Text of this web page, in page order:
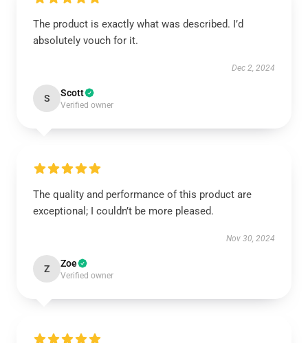
The product is exactly what was described. I’d
absolutely vouch for it.
Dec 2, 2024
S Scott
Verified owner
The quality and performance of this product are
exceptional; I couldn’t be more pleased.
Nov 30, 2024
Z Zoe
Verified owner